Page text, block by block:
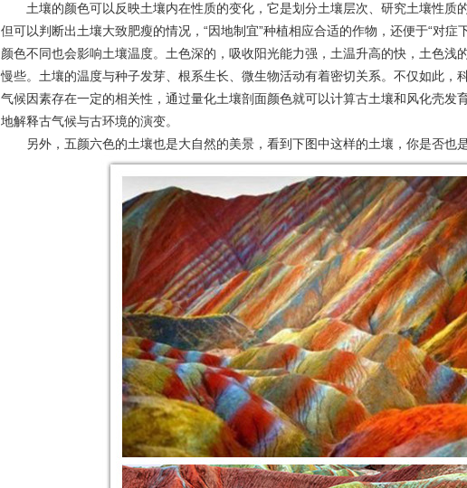
土壤的颜色可以反映土壤内在性质的变化，它是划分土壤层次、研究土壤性质
但可以判断出土壤大致肥瘦的情况，“因地制宜”种植相应合适的作物，还便于“对症
颜色不同也会影响土壤温度。土色深的，吸收阳光能力强，土温升高的快，土色浅
慢些。土壤的温度与种子发芽、根系生长、微生物活动有着密切关系。不仅如此，
气候因素存在一定的相关性，通过量化土壤剖面颜色就可以计算古土壤和风化壳发
地解释古气候与古环境的演变。
另外，五颜六色的土壤也是大自然的美景，看到下图中这样的土壤，你是否也